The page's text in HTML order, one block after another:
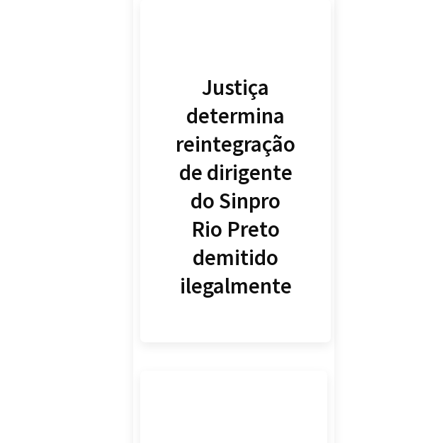
Justiça
determina
reintegração
de dirigente
do Sinpro
Rio Preto
demitido
ilegalmente